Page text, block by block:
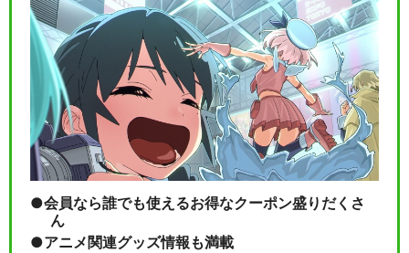
会員なら誰でも使えるお得なクーポン盛りだくさ
ん
アニメ関連グッズ情報も満載